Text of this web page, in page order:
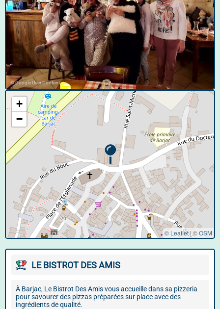
© Google User Content
+
−
© Leaflet| ©OSM
LE BISTROT DES AMIS
À Barjac, Le Bistrot Des Amis vous accueille dans sa pizzeria
pour savourer des pizzas préparées sur place avec des
ingrédients de qualité.